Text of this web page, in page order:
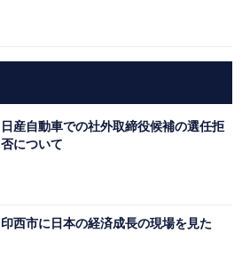
日産自動車での社外取締役候補の選任拒
否について
印西市に日本の経済成長の現場を見た